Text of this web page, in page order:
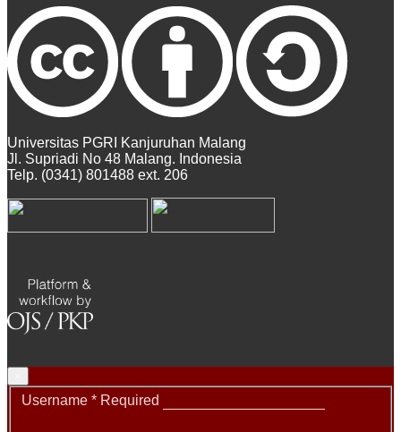
Universitas PGRI Kanjuruhan Malang
Jl. Supriadi No 48 Malang. Indonesia
Telp. (0341) 801488 ext. 206
Username * Required